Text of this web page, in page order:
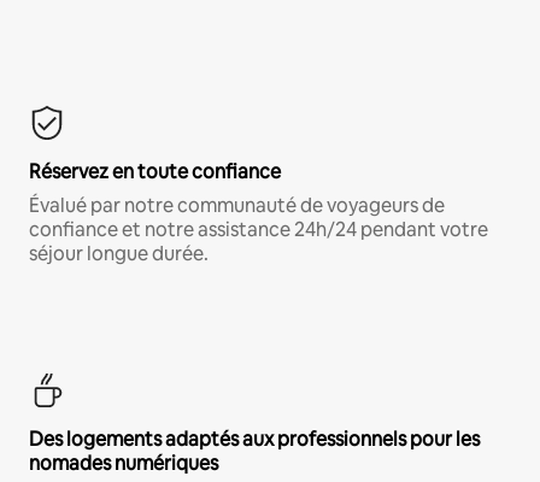
Réservez en toute confiance
Évalué par notre communauté de voyageurs de
confiance et notre assistance 24h/24 pendant votre
séjour longue durée.
Des logements adaptés aux professionnels pour les
nomades numériques